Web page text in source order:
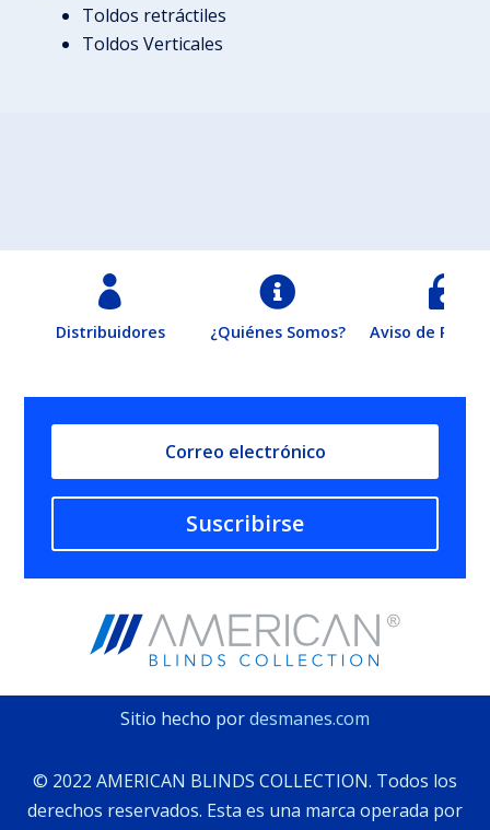
Toldos retráctiles
Toldos Verticales

Distribuidores

¿Quiénes Somos?

Aviso de
Suscribirse
Sitio hecho pordesmanes.com
©️ 2022 AMERICAN BLINDS COLLECTION. Todos los
derechos reservados. Esta es una marca operada por